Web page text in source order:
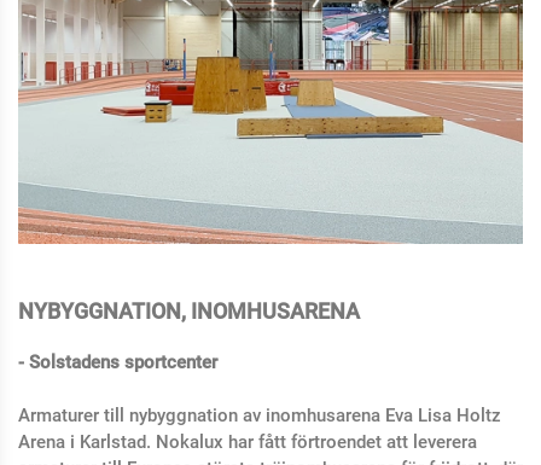
NYBYGGNATION, INOMHUSARENA
- Solstadens sportcenter
Armaturer till nybyggnation av inomhusarena Eva Lisa Holtz
Arena i Karlstad. Nokalux har fått förtroendet att leverera